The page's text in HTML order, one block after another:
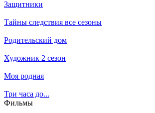
Защитники
Тайны следствия все сезоны
Родительский дом
Художник 2 сезон
Моя родная
Три часа до...
Филь­мы